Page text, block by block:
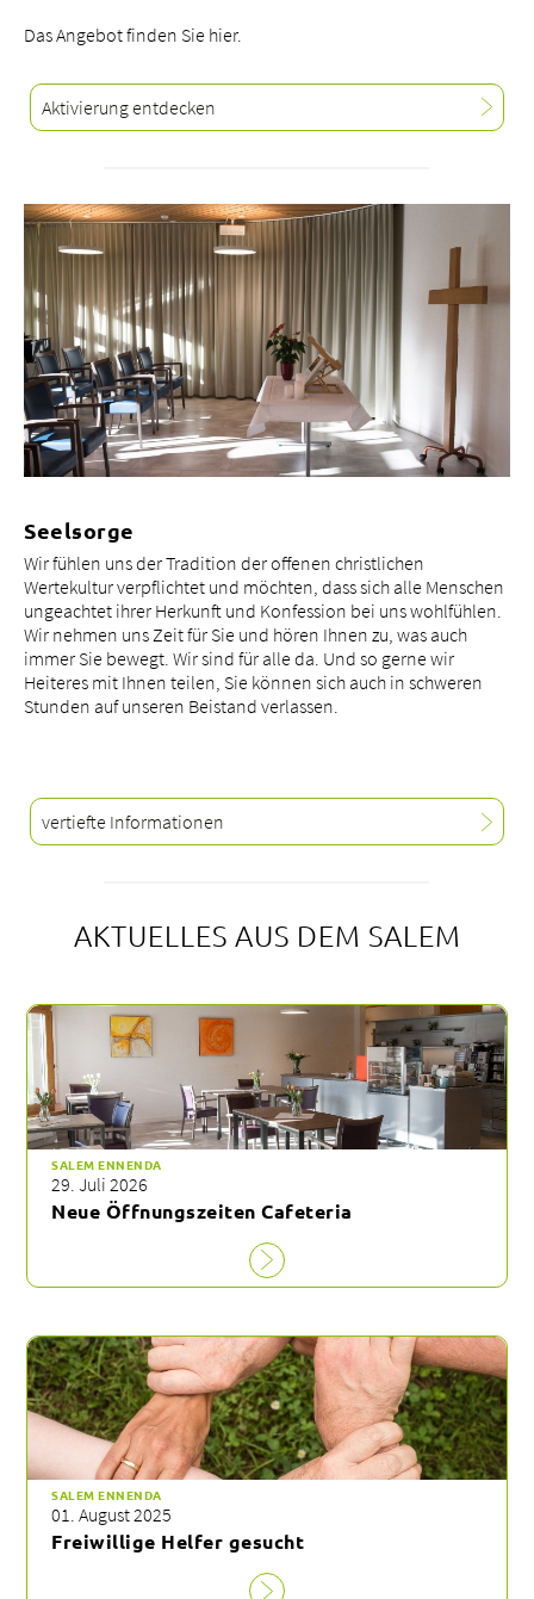
Das Angebot finden Sie hier.
Aktivierung entdecken
Seelsorge
Wir fühlen uns der Tradition der offenen christlichen
Wertekultur verpflichtet und möchten, dass sich alle Menschen
ungeachtet ihrer Herkunft und Konfession bei uns wohlfühlen.
Wir nehmen uns Zeit für Sie und hören Ihnen zu, was auch
immer Sie bewegt. Wir sind für alle da. Und so gerne wir
Heiteres mit Ihnen teilen, Sie können sich auch in schweren
Stunden auf unseren Beistand verlassen.
vertiefte Informationen
AKTUELLES AUS DEM SALEM
SALEM ENNENDA
29. Juli 2026
Neue Öffnungszeiten Cafeteria
SALEM ENNENDA
01. August 2025
Freiwillige Helfer gesucht